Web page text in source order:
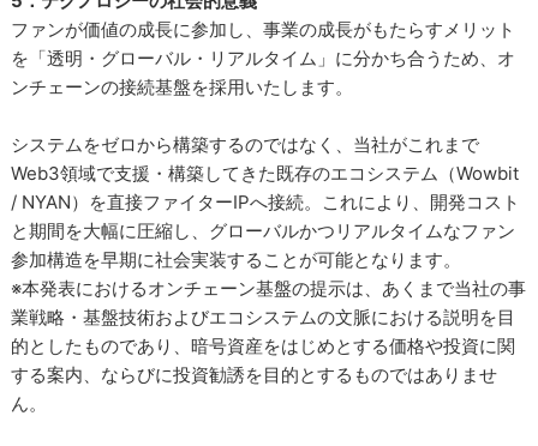
ファンが価値の成長に参加し、事業の成長がもたらすメリット
を「透明・グローバル・リアルタイム」に分かち合うため、オ
ンチェーンの接続基盤を採用いたします。
システムをゼロから構築するのではなく、当社がこれまで
Web3領域で支援・構築してきた既存のエコシステム（Wowbit
/ NYAN）を直接ファイターIPへ接続。これにより、開発コスト
と期間を大幅に圧縮し、グローバルかつリアルタイムなファン
参加構造を早期に社会実装することが可能となります。
※本発表におけるオンチェーン基盤の提示は、あくまで当社の事
業戦略・基盤技術およびエコシステムの文脈における説明を目
的としたものであり、暗号資産をはじめとする価格や投資に関
する案内、ならびに投資勧誘を目的とするものではありませ
ん。